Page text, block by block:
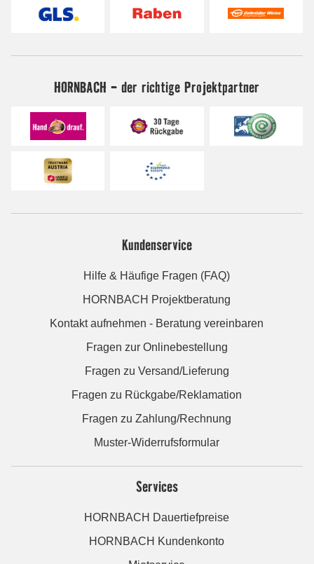
HORNBACH - der richtige Projektpartner
Kundenservice
Hilfe & Häufige Fragen (FAQ)
HORNBACH Projektberatung
Kontakt aufnehmen - Beratung vereinbaren
Fragen zur Onlinebestellung
Fragen zu Versand/Lieferung
Fragen zu Rückgabe/Reklamation
Fragen zu Zahlung/Rechnung
Muster-Widerrufsformular
Services
HORNBACH Dauertiefpreise
HORNBACH Kundenkonto